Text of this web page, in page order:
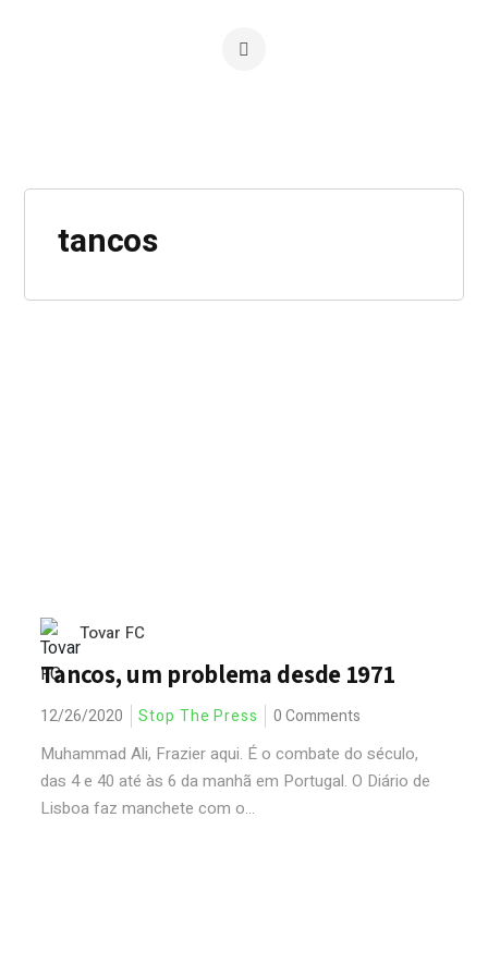
tancos
Tovar FC
Tancos, um problema desde 1971
12/26/2020 Stop The Press 0 Comments
Muhammad Ali, Frazier aqui. É o combate do século,
das 4 e 40 até às 6 da manhã em Portugal. O Diário de
Lisboa faz manchete com o...